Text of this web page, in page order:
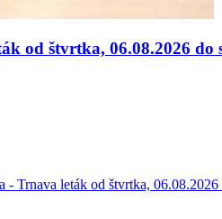
od štvrtka, 06.08.2026 do
Trnava leták od štvrtka,